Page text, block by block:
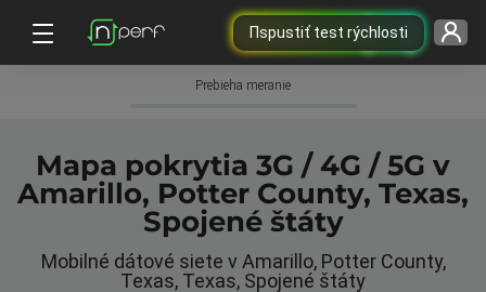
Пspustiť test rýchlosti
Prebieha meranie
Mapa pokrytia 3G / 4G / 5G v
Amarillo, Potter County, Texas,
Spojené štáty
Mobilné dátové siete v Amarillo, Potter County,
Texas, Texas, Spojené štáty